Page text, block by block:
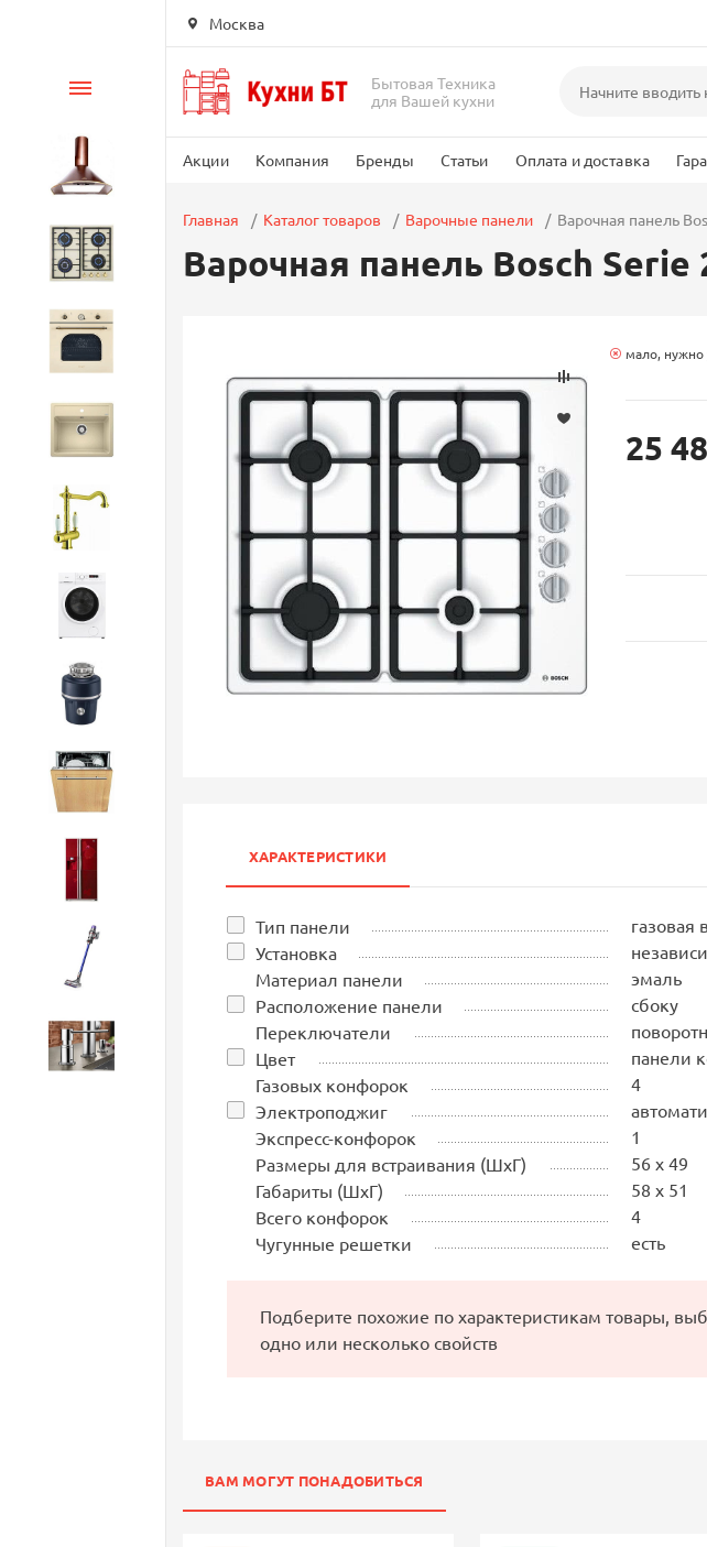
Москва
Бытовая Техника
для Вашей кухни
Акции Компания Бренды Статьи Оплата и доставка
Каталог
Вытяжки
Варочные панели
Стиральные машины
Измельчители
Бытовая техника
Аксессуары
Главная Каталог товаров Варочные панели Варочная панель
Варочная панель Bosch Serie
мало, нужно
25
ХАРАКТЕРИСТИКИ
Тип панели
газовая
Установка
Материал панели
эмаль
Расположение панели
сбоку
Переключатели
Цвет
панели
Газовых конфорок
4
Электроподжиг
Экспресс-конфорок
1
Размеры для встраивания (ШхГ)
56 x 49
Габариты (ШхГ)
58 x 51
Всего конфорок
4
Чугунные решетки
есть
Подберите похожие по характеристикам товары,
одно или несколько свойств
ВАМ МОГУТ ПОНАДОБИТЬСЯ